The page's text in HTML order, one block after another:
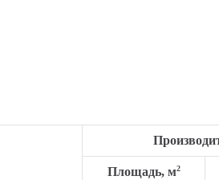
Площадь, м2